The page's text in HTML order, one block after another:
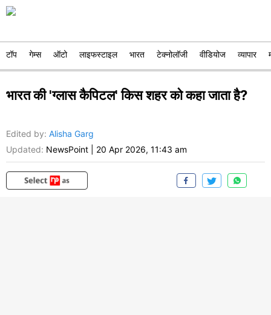
टॉप गेम्स ऑटो लाइफस्टाइल भारत टेक्नोलॉजी वीडियोज व्यापार
भारत की 'ग्लास कैपिटल' किस शहर को कहा जाता है?
Edited by: Alisha Garg
Updated: NewsPoint 20 Apr 2026, 11:43 am